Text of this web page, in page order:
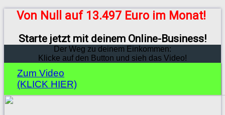
Von Null auf 13.497 Euro im Monat!
Starte jetzt mit deinem Online-Business!
Der Weg zu deinem Einkommen:
Klicke auf den Button und sieh das Video!
Zum Video
(KLICK HIER)